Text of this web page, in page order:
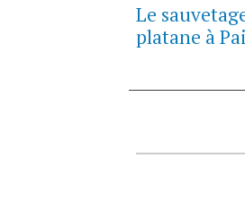
Le
platane à
des